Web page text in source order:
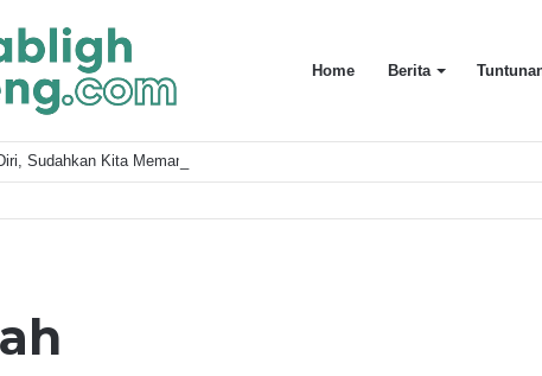
Home Berita
Sudahkan Kita Memanfaatkan Waktu Dengan Baik?